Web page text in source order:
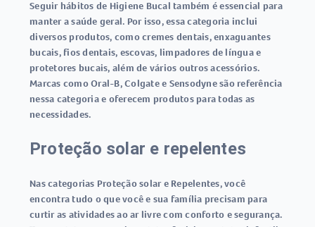
Seguir hábitos de Higiene Bucal também é essencial para
manter a saúde geral. Por isso, essa categoria inclui
diversos produtos, como cremes dentais, enxaguantes
bucais, fios dentais, escovas, limpadores de língua e
protetores bucais, além de vários outros acessórios.
Marcas como Oral-B, Colgate e Sensodyne são referência
nessa categoria e oferecem produtos para todas as
necessidades.
Proteção solar e repelentes
Nas categorias Proteção solar e Repelentes, você
encontra tudo o que você e sua família precisam para
curtir as atividades ao ar livre com conforto e segurança.